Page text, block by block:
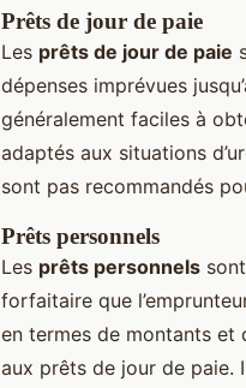
Prêts de jour de paie
Les prêts de jour de paie
dépenses imprévues
généralement faciles à
adaptés aux situations
sont pas recommandés
Prêts personnels
Les prêts personnels
forfaitaire que
en termes de montants et
aux prêts de jour de paie.